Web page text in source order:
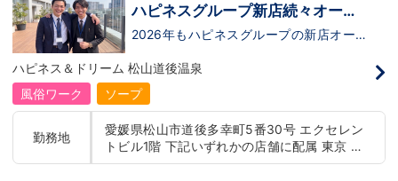
ハピネスグループ新店続々オープ
ン決定！
2026年もハピネスグループの新店オープ
てみませんか？いままでの職歴も学歴も一
切関係ありません。頑張り次第で20代で
年収1000万円も夢じゃないんです！一般
職からの転職や、女性からのご応募大歓
ッフ一人ひとりが働きやすい環境のお店で
す。現在多くの女性スタッフが勤務してお
ります。業界経験のある方もない方もご応
ハピネス＆ドリーム 松山道後温泉
風俗ワーク
ソープ
勤務地
愛媛県松山市道後多幸町5番30号 エクセレン
トビル1階 下記いずれかの店舗に配属 東京 五
反田：五反田駅から徒歩2分 池袋：池袋駅西